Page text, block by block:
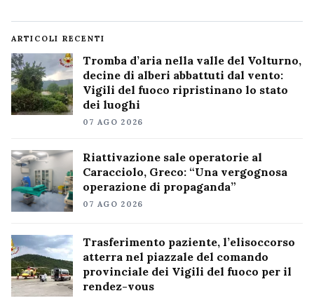
ARTICOLI RECENTI
Tromba d’aria nella valle del Volturno,
decine di alberi abbattuti dal vento:
Vigili del fuoco ripristinano lo stato
dei luoghi
07 AGO 2026
Riattivazione sale operatorie al
Caracciolo, Greco: “Una vergognosa
operazione di propaganda”
07 AGO 2026
Trasferimento paziente, l’elisoccorso
atterra nel piazzale del comando
provinciale dei Vigili del fuoco per il
rendez-vous